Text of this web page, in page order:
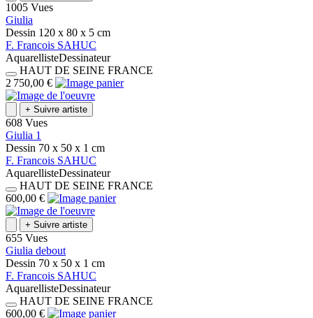
1005 Vues
Giulia
Dessin 120 x 80 x 5 cm
F. Francois SAHUC
AquarellisteDessinateur
HAUT DE SEINE FRANCE
2 750,00 €
+ Suivre artiste
608 Vues
Giulia 1
Dessin 70 x 50 x 1 cm
F. Francois SAHUC
AquarellisteDessinateur
HAUT DE SEINE FRANCE
600,00 €
+ Suivre artiste
655 Vues
Giulia debout
Dessin 70 x 50 x 1 cm
F. Francois SAHUC
AquarellisteDessinateur
HAUT DE SEINE FRANCE
600,00 €